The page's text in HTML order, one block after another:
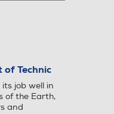
of Technic
job well in
of the Earth,
and